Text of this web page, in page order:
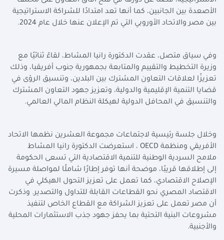
الأصعدة بين الجانبين، كما أنها تعد امتدادًا للشراكة الاستراتيجية
بين مصر والاتحاد الأوروبي التي تم الإعلان عنها خلال عام 2024.
وفي سياق متصل، عقدت الدكتورة رانيا المشاط، لقاءً ثنائيًا مع
وزيرة التخطيط والتقييم والمتابعة بجمهورية جنوب أفريقيا، وذلك
تعزيزًا لعلاقات التعاون المشترك بين البلدين، وتنسيق الرؤى في
قضايا التنمية الإقليمية والدولية، وتعزيز جهود التعاون المشترك
والتنسيق في المحافل الدولية لهيكلة النظام المالي العالمي.
وخلال جلسة رئيسية لاجتماعات مجموعة العشرين نظمها الاتحاد
الأفريقي ومنظمة OECD ، استعرضت الدكتورة رانيا المشاط
ملامح السردية الوطنية للتنمية الاقتصادية التي تسعى الحكومة
إلى إطلاقها قريبًا، موضحة أنها توفر إطارًا شاملًا لمواصلة مسيرة
الإصلاح الاقتصادي، كما تعمل على تعزيز التحول الهيكلي في
الاقتصاد المصري نحو القطاعات القابلة للتداول والتصدير. وذكرت
أن مصر تعمل على تعزيز الشراكة مع القطاع الخاص لتنفيذ
مشروعات البنية التحتية بما يحفز جهود جذب الاستثمارات المحلية
والأجنبية.